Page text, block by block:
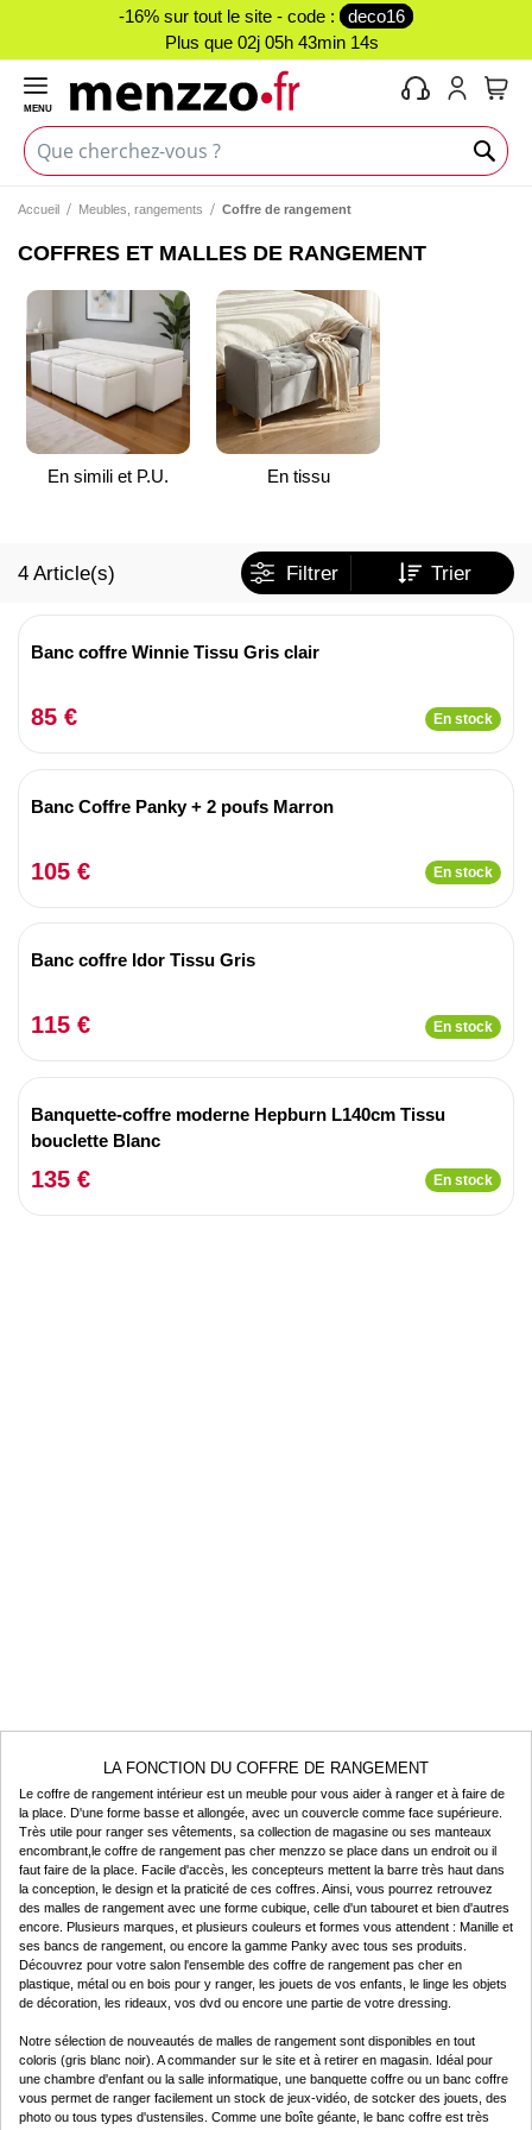
-16% sur tout le site - code :
deco16
Plus que 02j 05h 43min 14s
MENU
Accueil Meubles, rangements Coffre de rangement
COFFRES ET MALLES DE RANGEMENT
En simili et P.U. En tissu
4 Article(s) Filtrer Trier
Banc coffre Winnie Tissu Gris clair
85 € En stock
Banc Coffre Panky + 2 poufs Marron
105 € En stock
Banc coffre Idor Tissu Gris
115 € En stock
Banquette-coffre moderne Hepburn L140cm Tissu
bouclette Blanc
135 € En stock
LA FONCTION DU COFFRE DE RANGEMENT
Le coffre de rangement intérieur est un meuble pour vous aider à ranger et à faire de
la place. D'une forme basse et allongée, avec un couvercle comme face supérieure.
Très utile pour ranger ses vêtements, sa collection de magasine ou ses manteaux
encombrant,le coffre de rangement pas cher menzzo se place dans un endroit ou il
faut faire de la place. Facile d'accès, les concepteurs mettent la barre très haut dans
la conception, le design et la praticité de ces coffres. Ainsi, vous pourrez retrouvez
des malles de rangement avec une forme cubique, celle d'un tabouret et bien d'autres
encore. Plusieurs marques, et plusieurs couleurs et formes vous attendent : Manille et
ses bancs de rangement, ou encore la gamme Panky avec tous ses produits.
Découvrez pour votre salon l'ensemble des coffre de rangement pas cher en
plastique, métal ou en bois pour y ranger, les jouets de vos enfants, le linge les objets
de décoration, les rideaux, vos dvd ou encore une partie de votre dressing.
Notre sélection de nouveautés de malles de rangement sont disponibles en tout
coloris (gris blanc noir). A commander sur le site et à retirer en magasin. Idéal pour
une chambre d'enfant ou la salle informatique, une banquette coffre ou un banc coffre
vous permet de ranger facilement un stock de jeux-vidéo, de sotcker des jouets, des
photo ou tous types d'ustensiles. Comme une boîte géante, le banc coffre est très